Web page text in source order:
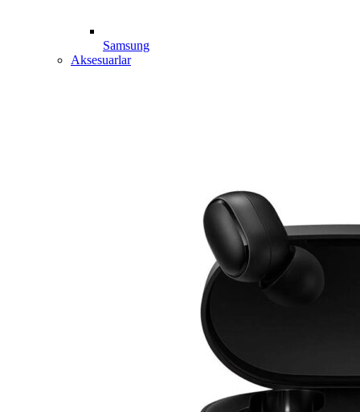
Samsung
Aksesuarlar